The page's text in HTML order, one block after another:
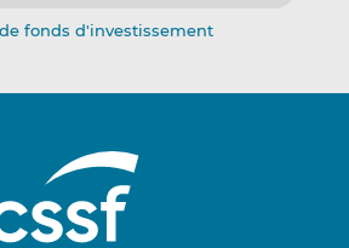
fonds d'investissement